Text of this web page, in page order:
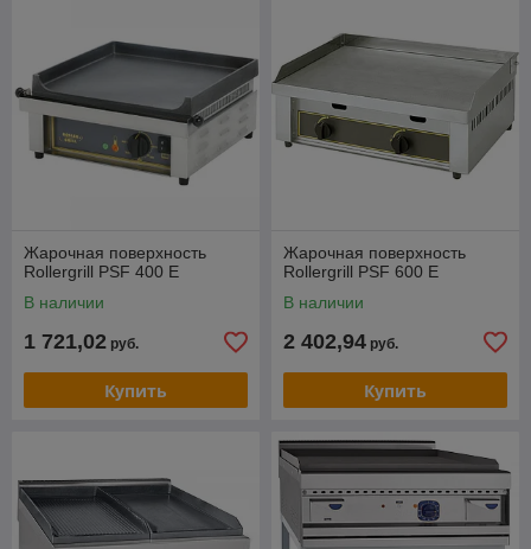
Жарочная поверхность
Rollergrill PSF 400 E
В наличии
1 721,02 руб.
Купить
Жарочная поверхность
Rollergrill PSF 600 E
В наличии
2 402,94 руб.
Купить